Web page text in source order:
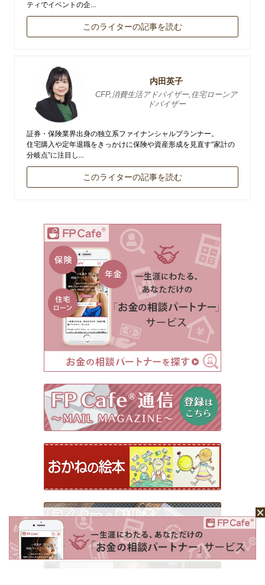
ティでイベントの企...
このライターの記事を読む
内田英子
CFP,消費生活アドバイザー,住宅ローンア
ドバイザー
証券・保険業界出身の独立系ファイナンシャルプランナー。
住宅購入や定年退職をきっかけに保険や資産形成を見直す“家計の
分岐点”に注目し...
このライターの記事を読む